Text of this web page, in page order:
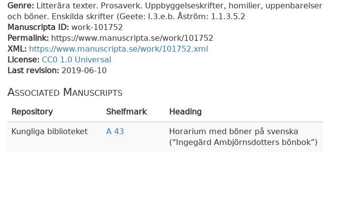
Genre: Litterära texter. Prosaverk. Uppbyggelseskrifter, homilier, uppenbarelser
och böner. Enskilda skrifter (Geete: I.3.e.b. Åström: 1.1.3.5.2
Manuscripta ID: work-101752
Permalink: https://www.manuscripta.se/work/101752
XML: https://www.manuscripta.se/work/101752.xml
License: CC0 1.0 Universal
Last revision: 2019-06-10
Associated Manuscripts
Repository Shelfmark Heading
Kungliga biblioteket A 43
Horarium med böner på svenska
( Ingegärd Ambjörnsdotters bönbok )